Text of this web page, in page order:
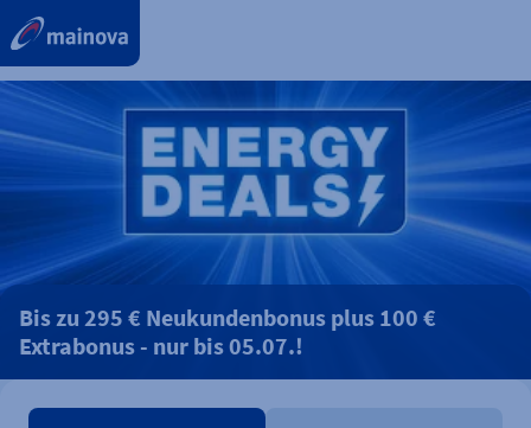
Bis zu 295 € Neukundenbonus plus 100 €
Extrabonus - nur bis 05.07.!